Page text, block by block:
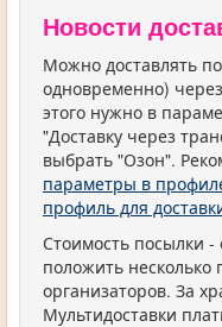
Новости
Можно доставлять
одновременно)
этого нужно в
"Доставку через
выбрать "Озон".
параметры в
профиль для
Стоимость посылки
положить несколько
организаторов. За
Мультидоставки